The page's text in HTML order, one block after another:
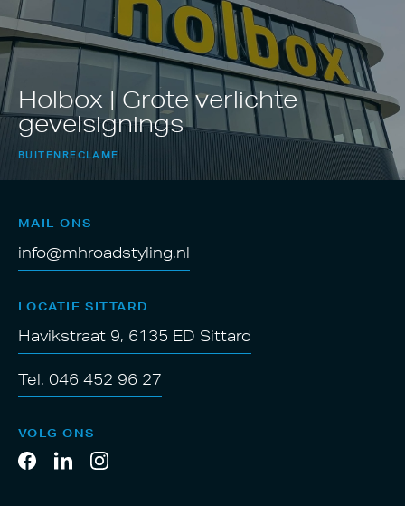
Holbox | Grote verlichte
gevelsignings
BUITENRECLAME
MAIL ONS
info@mhroadstyling.nl
LOCATIE SITTARD
Havikstraat 9, 6135 ED Sittard
Tel. 046 452 96 27
VOLG ONS